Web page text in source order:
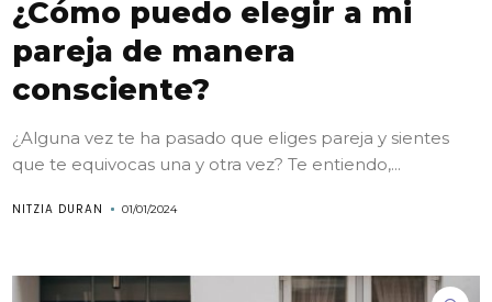
¿Cómo puedo elegir a mi
pareja de manera
consciente?
¿Alguna vez te ha pasado que eliges pareja y sientes
que te equivocas una y otra vez? Te entiendo,...
NITZIA DURAN 01/01/2024